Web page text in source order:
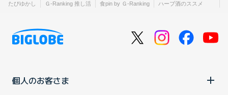
たびゆかし
Ｇ-Ranking 推し活 食pin by Ｇ-Ranking ハーブ酒のススメ
個人のお客さま